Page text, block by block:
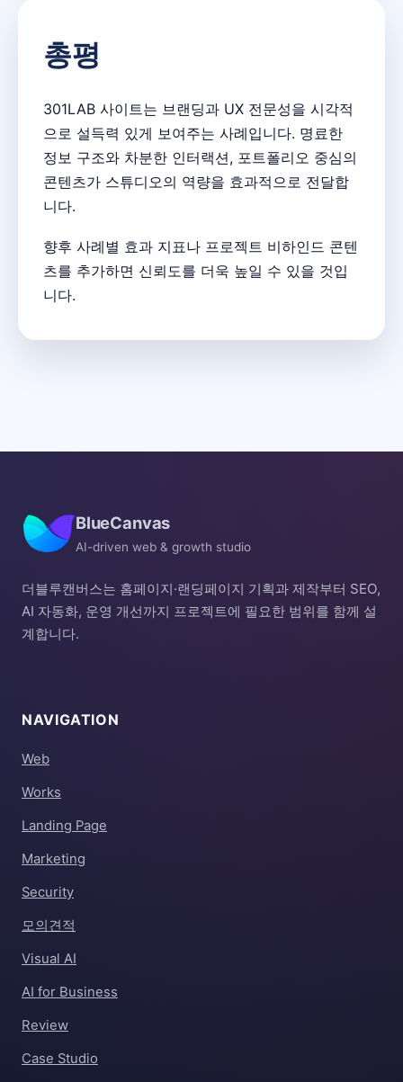
총평
301LAB 사이트는 브랜딩과 UX 전문성을 시각적
으로 설득력 있게 보여주는 사례입니다. 명료한
정보 구조와 차분한 인터랙션, 포트폴리오 중심의
콘텐츠가 스튜디오의 역량을 효과적으로 전달합
니다.
향후 사례별 효과 지표나 프로젝트 비하인드 콘텐
츠를 추가하면 신뢰도를 더욱 높일 수 있을 것입
니다.
BlueCanvas
AI-driven web & growth studio
더블루캔버스는 홈페이지·랜딩페이지 기획과 제작부터 SEO,
AI 자동화, 운영 개선까지 프로젝트에 필요한 범위를 함께 설
계합니다.
NAVIGATION
Web
Works
Landing Page
Marketing
Security
모의견적
Visual AI
AI for Business
Review
Case Studio